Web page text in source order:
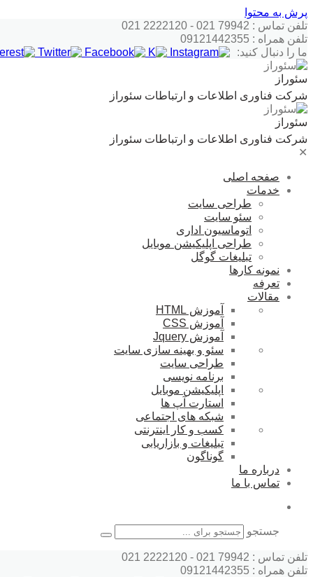
پرش به محتوا
تلفن تماس : 79942 021 - 2222120 021
تلفن همراه : 09121442355
ما را دنبال کنید:
سئوراز
شرکت فناوری اطلاعات و ارتباطات سئوراز
سئوراز
شرکت فناوری اطلاعات و ارتباطات سئوراز
✕
صفحه اصلی
خدمات
طراحی سایت
سئو سایت
اتوماسیون اداری
طراحی اپلیکیشن موبایل
تبلیغات گوگل
نمونه کارها
تعرفه
مقالات
آموزش HTML
آموزش CSS
آموزش Jquery
سئو و بهینه سازی سایت
طراحی سایت
برنامه نویسی
اپلیکیشن موبایل
استارت آپ ها
شبکه های اجتماعی
کسب و کار اینترنتی
تبلیغات و بازاریابی
گوناگون
درباره ما
تماس با ما
جستجو
تلفن تماس : 79942 021 - 2222120 021
تلفن همراه : 09121442355